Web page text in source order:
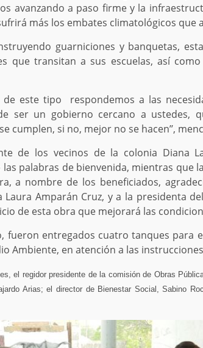
avanzando a paso firme y la
más los embates climatológicos que
guarniciones y banquetas,
que transitan a sus escuelas, así
de este tipo respondemos a las
ser un gobierno cercano a ustedes,
cumplen, si no, mejor no se hacen’’,
de los vecinos de la colonia Diana
palabras de bienvenida, mientras que
a nombre de los beneficiados,
Laura Amparán Cruz, y a la presidenta
de esta obra que mejorará las
fueron entregados cuatro tanques
Ambiente, en atención a las
el regidor presidente de la comisión de Obras
Arias; el director de Bienestar Social, Sabino